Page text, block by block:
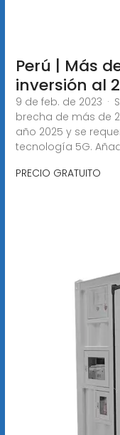
Perú | Más
inversión al
9 de feb. de 2023 ·
brecha de más de
año 2025 y se
tecnología 5G.
PRECIO GRATUITO